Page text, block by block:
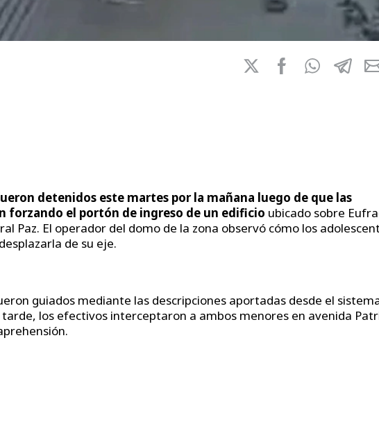
detenidos este martes por la mañana luego de que las
forzando el portón de ingreso de un edificio ubicado sobre
Paz. El operador del domo de la zona observó cómo los
de su eje.
guiados mediante las descripciones aportadas desde el
los efectivos interceptaron a ambos menores en avenida